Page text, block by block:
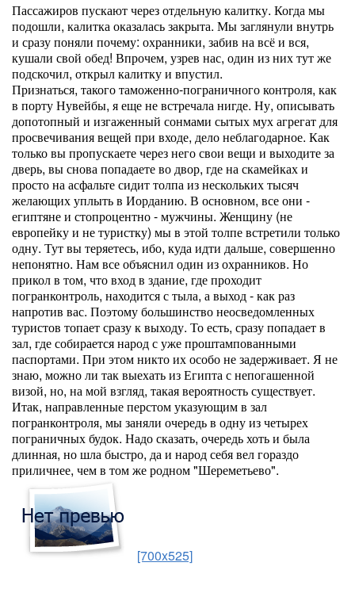
Пассажиров пускают через отдельную калитку. Когда мы
подошли, калитка оказалась закрыта. Мы заглянули внутрь
и сразу поняли почему: охранники, забив на всё и вся,
кушали свой обед! Впрочем, узрев нас, один из них тут же
подскочил, открыл калитку и впустил.
Признаться, такого таможенно-пограничного контроля, как
в порту Нувейбы, я еще не встречала нигде. Ну, описывать
допотопный и изгаженный сонмами сытых мух агрегат для
просвечивания вещей при входе, дело неблагодарное. Как
только вы пропускаете через него свои вещи и выходите за
дверь, вы снова попадаете во двор, где на скамейках и
просто на асфальте сидит толпа из нескольких тысяч
желающих уплыть в Иорданию. В основном, все они -
египтяне и стопроцентно - мужчины. Женщину (не
европейку и не туристку) мы в этой толпе встретили только
одну. Тут вы теряетесь, ибо, куда идти дальше, совершенно
непонятно. Нам все объяснил один из охранников. Но
прикол в том, что вход в здание, где проходит
погранконтроль, находится с тыла, а выход - как раз
напротив вас. Поэтому большинство неосведомленных
туристов топает сразу к выходу. То есть, сразу попадает в
зал, где собирается народ с уже проштампованными
паспортами. При этом никто их особо не задерживает. Я не
знаю, можно ли так выехать из Египта с непогашенной
визой, но, на мой взгляд, такая вероятность существует.
Итак, направленные перстом указующим в зал
погранконтроля, мы заняли очередь в одну из четырех
пограничных будок. Надо сказать, очередь хоть и была
длинная, но шла быстро, да и народ себя вел гораздо
приличнее, чем в том же родном "Шереметьево".
[700x525]